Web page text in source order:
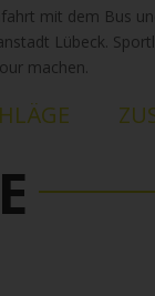
mit dem Bus
Lübeck.
machen.